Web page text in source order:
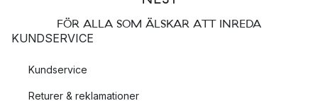
FÖR ALLA SOM ÄLSKAR ATT INREDA
KUNDSERVICE
Kundservice
Returer & reklamationer